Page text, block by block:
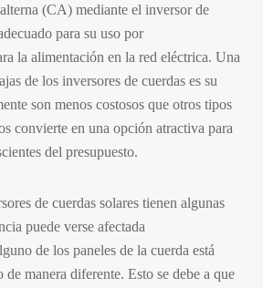
(CA) mediante el inversor de
para su uso por
la alimentación en la red eléctrica. Una
de los inversores de cuerdas es su
son menos costosos que otros tipos
convierte en una opción atractiva para
del presupuesto.
de cuerdas solares tienen algunas
puede verse afectada
de los paneles de la cuerda está
de manera diferente. Esto se debe a que